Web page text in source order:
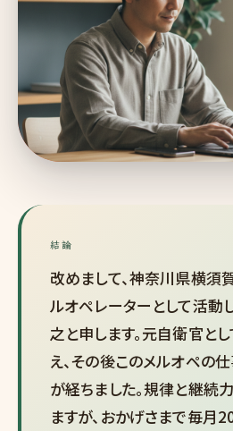
結論
改めまして、神奈川県横須
ルオペレーターとして活動
之と申します。元自衛官と
え、その後このメルオペの
が経ちました。規律と継続
ますが、おかげさまで毎月